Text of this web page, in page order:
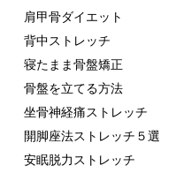
肩甲骨ダイエット
背中ストレッチ
寝たまま骨盤矯正
骨盤を立てる方法
坐骨神経痛ストレッチ
開脚座法ストレッチ５選
安眠脱力ストレッチ